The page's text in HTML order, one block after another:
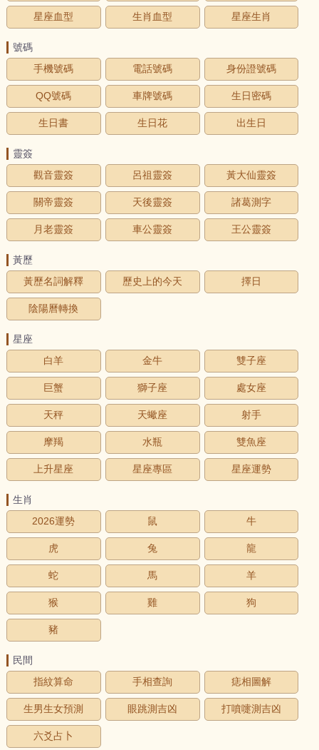
星座血型 生肖血型 星座生肖
號碼
手機號碼
電話號碼 身份證號碼
QQ號碼 車牌號碼 生日密碼
生日書 生日花 出生日
靈簽
觀音靈簽
呂祖靈簽 黃大仙靈簽
關帝靈簽 天後靈簽 諸葛測字
月老靈簽 車公靈簽 王公靈簽
黃歷
黃歷名詞解釋
歷史上的今天 擇日
陰陽曆轉換
星座
白羊
金牛 雙子座
巨蟹 獅子座 處女座
天秤 天蠍座 射手
摩羯 水瓶 雙魚座
上升星座 星座專區 星座運勢
生肖
2026運勢
鼠 牛
虎 兔 龍
蛇 馬 羊
猴 雞 狗
豬
民間
指紋算命
手相查詢 痣相圖解
生男生女預測 眼跳測吉凶 打噴嚏測吉凶
六爻占卜